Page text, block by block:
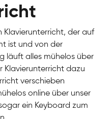
Klavierunterricht, der auf
ist und von der
läuft alles mühelos über
Klavierunterricht dazu
verschieben
online über unser
ein Keyboard zum